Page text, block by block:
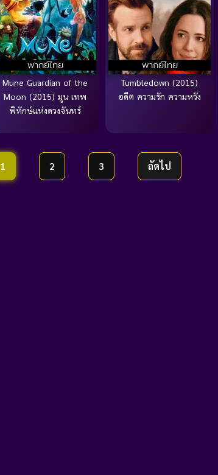
พากย์ไทย
Mune Guardian of the
Moon (2015) มูน เทพ
พิทักษ์แห่งดวงจันทร์
พากย์ไทย
Tumbledown (2015)
อดีต ความรัก ความหวัง
1 2 3 ถัดไป